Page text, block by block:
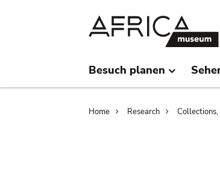
Besuch planen
Breadcrumb
Home Research